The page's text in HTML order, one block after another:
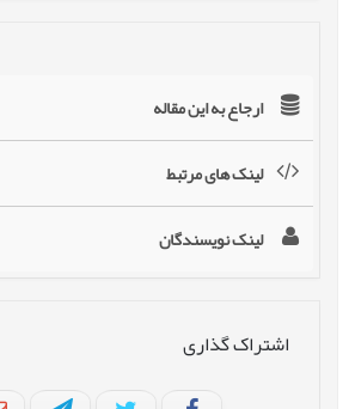
ارجاع به این مقاله
لینک های مرتبط
لینک نویسندگان
اشتراک گذاری